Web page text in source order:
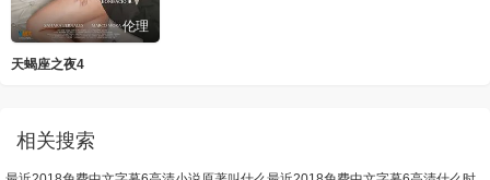
伦理
天蝎座之夜4
相关搜索